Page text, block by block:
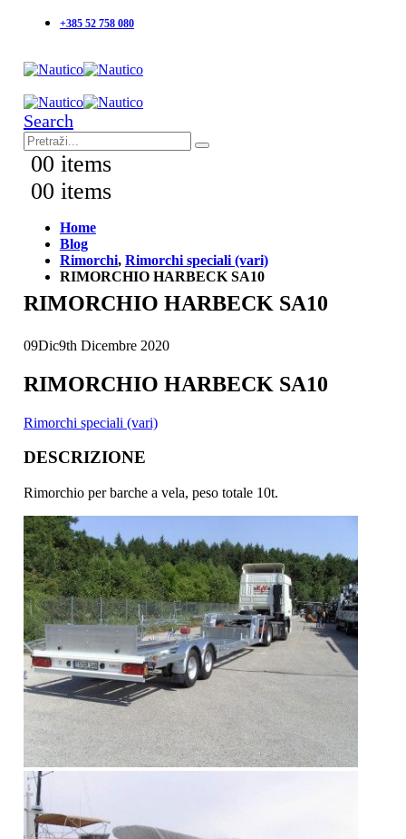
+385 52 758 080
Search
00 items
00 items
Home
Blog
Rimorchi, Rimorchi speciali (vari)
RIMORCHIO HARBECK SA10
RIMORCHIO HARBECK SA10
09Dic9th Dicembre 2020
RIMORCHIO HARBECK SA10
Rimorchi speciali (vari)
DESCRIZIONE
Rimorchio per barche a vela, peso totale 10t.